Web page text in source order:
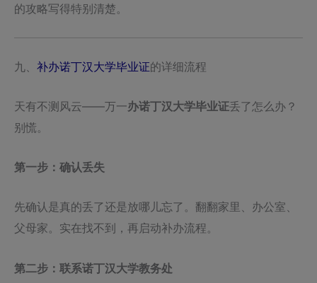
的攻略写得特别清楚。
九、 补办诺丁汉大学毕业证的详细流程
天有不测风云——万一办诺丁汉大学毕业证丢了怎么办？
别慌。
第一步：确认丢失
先确认是真的丢了还是放哪儿忘了。翻翻家里、办公室、
父母家。实在找不到，再启动补办流程。
第二步：联系诺丁汉大学教务处